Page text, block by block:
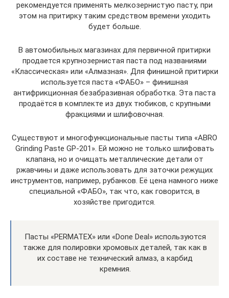
рекомендуется применять мелкозернистую пасту, при
этом на притирку таким средством времени уходить
будет больше.
В автомобильных магазинах для первичной притирки
продается крупнозернистая паста под названиями
«Классическая» или «Алмазная». Для финишной притирки
используется паста «ФАБО» – финишная
антифрикционная безабразивная обработка. Эта паста
продаётся в комплекте из двух тюбиков, с крупными
фракциями и шлифовочная.
Существуют и многофункциональные пасты типа «ABRO
Grinding Paste GP-201». Ей можно не только шлифовать
клапана, но и очищать металлические детали от
ржавчины и даже использовать для заточки режущих
инструментов, например, рубанков. Её цена намного ниже
специальной «ФАБО», так что, как говорится, в
хозяйстве пригодится.
Пасты «PERMATEX» или «Done Deal» используются
также для полировки хромовых деталей, так как в
их составе не технический алмаз, а карбид
кремния.